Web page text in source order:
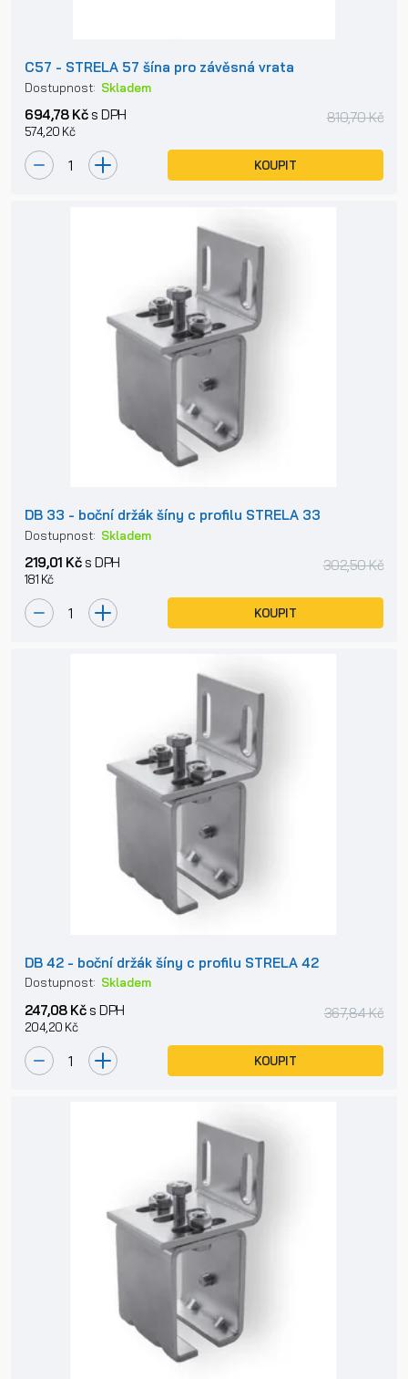
C57 - STRELA 57 šína pro závěsná vrata
Dostupnost: Skladem
694,78 Kčs DPH
574,20 Kč
810,70 Kč
KOUPIT
DB 33 - boční držák šíny c profilu STRELA 33
Dostupnost: Skladem
219,01 Kčs DPH
181 Kč
302,50 Kč
KOUPIT
DB 42 - boční držák šíny c profilu STRELA 42
Dostupnost: Skladem
247,08 Kčs DPH
204,20 Kč
367,84 Kč
KOUPIT